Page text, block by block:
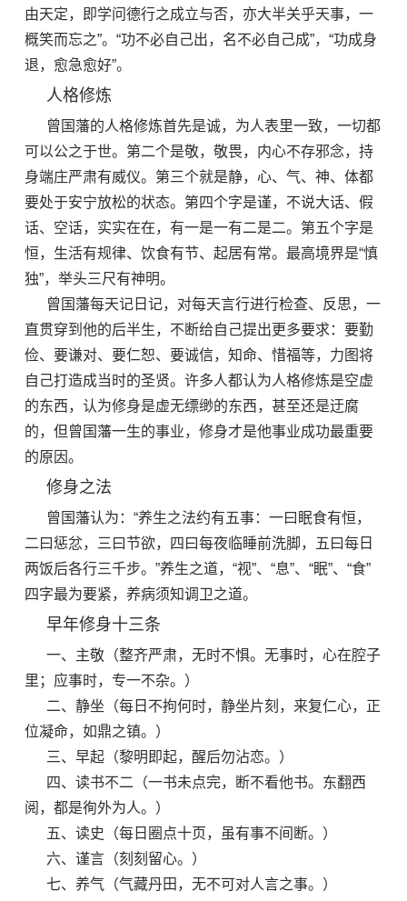
由天定，即学问德行之成立与否，亦大半关乎天事，一
概笑而忘之”。“功不必自己出，名不必自己成”，“功成身
退，愈急愈好”。
人格修炼
曾国藩的人格修炼首先是诚，为人表里一致，一切都
可以公之于世。第二个是敬，敬畏，内心不存邪念，持
身端庄严肃有威仪。第三个就是静，心、气、神、体都
要处于安宁放松的状态。第四个字是谨，不说大话、假
话、空话，实实在在，有一是一有二是二。第五个字是
恒，生活有规律、饮食有节、起居有常。最高境界是“慎
独”，举头三尺有神明。
曾国藩每天记日记，对每天言行进行检查、反思，一
直贯穿到他的后半生，不断给自己提出更多要求：要勤
俭、要谦对、要仁恕、要诚信，知命、惜福等，力图将
自己打造成当时的圣贤。许多人都认为人格修炼是空虚
的东西，认为修身是虚无缥缈的东西，甚至还是迂腐
的，但曾国藩一生的事业，修身才是他事业成功最重要
的原因。
修身之法
曾国藩认为：“养生之法约有五事：一曰眠食有恒，
二曰惩忿，三曰节欲，四曰每夜临睡前洗脚，五曰每日
两饭后各行三千步。”养生之道，“视”、“息”、“眠”、“食”
四字最为要紧，养病须知调卫之道。
早年修身十三条
一、 主敬（整齐严肃，无时不惧。无事时，心在腔子
里；应事时，专一不杂。）
二、静坐（每日不拘何时，静坐片刻，来复仁心，正
位凝命，如鼎之镇。）
三、早起（黎明即起，醒后勿沾恋。）
四、读书不二（一书未点完，断不看他书。东翻西
阅，都是徇外为人。）
五、读史（每日圈点十页，虽有事不间断。）
六、谨言（刻刻留心。）
七、养气（气藏丹田，无不可对人言之事。）